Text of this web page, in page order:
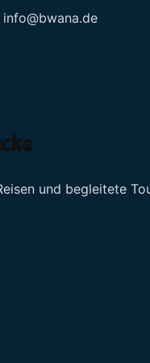
info@bwana.de
und begleitete